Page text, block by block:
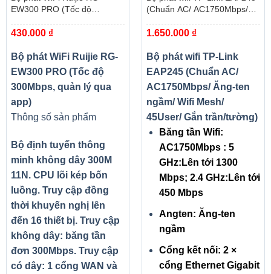
EW300 PRO (Tốc độ
430.000 ₫
Bộ phát WiFi Ruijie RG-
EW300 PRO (Tốc độ
300Mbps, quản lý qua
app)
Thông số sản phẩm
Bộ định tuyến thông
minh không dây 300M
11N. CPU lõi kép bốn
luồng. Truy cập đồng
thời khuyến nghị lên
đến 16 thiết bị. Truy cập
không dây: băng tần
đơn 300Mbps. Truy cập
có dây: 1 cổng WAN và
(Chuẩn AC/ AC1750Mbps/
45User/ Gắn trần/tường)
1.650.000 ₫
Bộ phát wifi TP-Link
EAP245 (Chuẩn AC/
AC1750Mbps/ Ăng-ten
ngầm/ Wifi Mesh/
45User/ Gắn trần/tường)
Băng tần Wifi:
AC1750Mbps : 5
GHz:Lên tới 1300
Mbps; 2.4 GHz:Lên tới
450 Mbps
Angten: Ăng-ten
ngầm
Cổng kết nối: 2 ×
cổng Ethernet Gigabit